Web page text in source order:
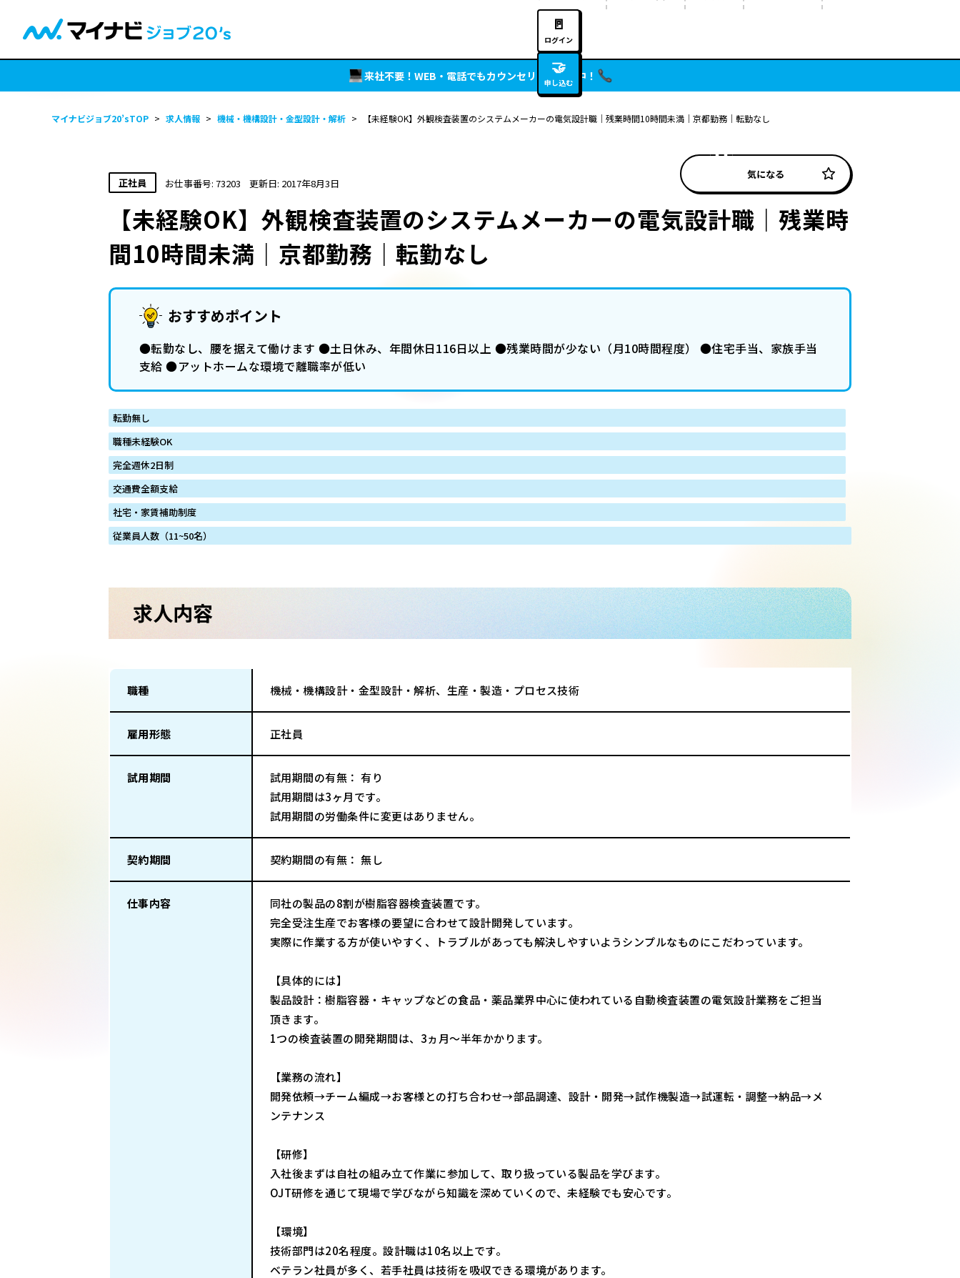
🚪
ログイン
🤝
申し込む
来社不要！WEB・電話でもカウンセリング実施中！
マイナビジョブ20’sTOP > 求人情報 > 機械・機構設計・金型設計・解析 > 【未経験OK】外観検査装置のシステムメーカーの電気設計職｜残業時間10時間未満｜京都勤務｜転勤なし
正社員 お仕事番号: 73203 更新日: 2017年8月3日
気になる
【未経験OK】外観検査装置のシステムメーカーの電気設計職｜残業時
間10時間未満｜京都勤務｜転勤なし
おすすめポイント
●転勤なし、腰を据えて働けます ●土日休み、年間休日116日以上 ●残業時間が少ない（月10時間程度） ●住宅手当、家族手当
支給 ●アットホームな環境で離職率が低い
転勤無し
職種未経験OK
完全週休2日制
交通費全額支給
社宅・家賃補助制度
従業員人数（11~50名）
求人内容
職種 機械・機構設計・金型設計・解析、生産・製造・プロセス技術
雇用形態 正社員
試用期間
試用期間の有無： 有り
試用期間は3ヶ月です。
試用期間の労働条件に変更はありません。
契約期間 契約期間の有無： 無し
仕事内容
同社の製品の8割が樹脂容器検査装置です。
完全受注生産でお客様の要望に合わせて設計開発しています。
実際に作業する方が使いやすく、トラブルがあっても解決しやすいようシンプルなものにこだわっています。
【具体的には】
製品設計：樹脂容器・キャップなどの食品・薬品業界中心に使われている自動検査装置の電気設計業務をご担当
頂きます。
1つの検査装置の開発期間は、3ヵ月～半年かかります。
【業務の流れ】
開発依頼→チーム編成→お客様との打ち合わせ→部品調達、設計・開発→試作機製造→試運転・調整→納品→メ
ンテナンス
【研修】
入社後まずは自社の組み立て作業に参加して、取り扱っている製品を学びます。
OJT研修を通じて現場で学びながら知識を深めていくので、未経験でも安心です。
【環境】
技術部門は20名程度。設計職は10名以上です。
ベテラン社員が多く、若手社員は技術を吸収できる環境があります。